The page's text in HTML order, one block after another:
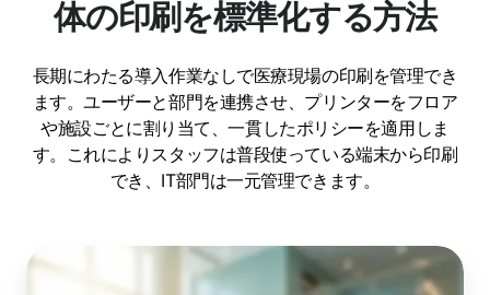
体の印刷を標準化する方法
長期にわたる導入作業なしで医療現場の印刷を管理でき
ます。ユーザーと部門を連携させ、プリンターをフロア
や施設ごとに割り当て、一貫したポリシーを適用しま
す。これによりスタッフは普段使っている端末から印刷
でき、IT部門は一元管理できます。